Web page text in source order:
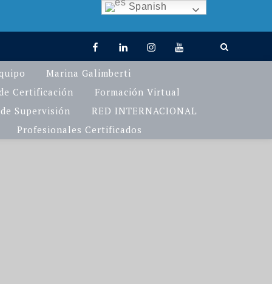
facebooklinkedinInstagram
You
Tube
TikTok
Marina Galimberti
Certificación
Formación Virtual
Supervisión
RED INTERNACIONAL
Profesionales Certificados
Spanish